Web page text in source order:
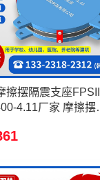
擦摆隔震支座
4.11厂家 摩擦摆
摩擦摆式减隔震